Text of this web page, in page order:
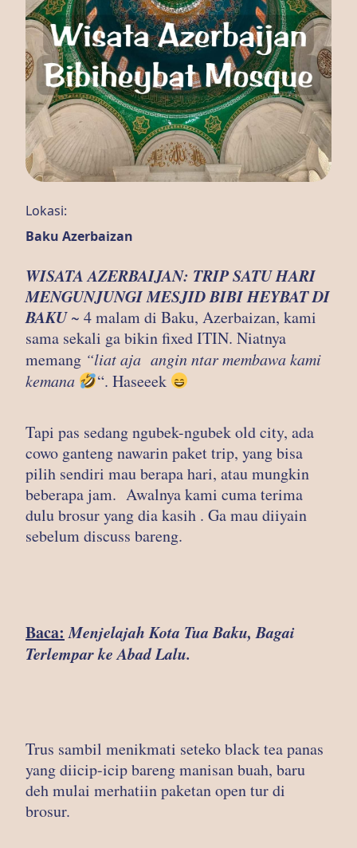
Lokasi:
Baku Azerbaizan
WISATA AZERBAIJAN: TRIP SATU HARI
MENGUNJUNGI MESJID BIBI HEYBAT DI
BAKU~ 4 malam di Baku, Azerbaizan, kami
sama sekali ga bikin fixed ITIN. Niatnya
memang “liat aja angin ntar membawa kami
kemana
“. Haseeek
Tapi pas sedang ngubek-ngubek old city, ada
cowo ganteng nawarin paket trip, yang bisa
pilih sendiri mau berapa hari, atau mungkin
beberapa jam. Awalnya kami cuma terima
dulu brosur yang dia kasih . Ga mau diiyain
sebelum discuss bareng.
Baca: Menjelajah Kota Tua Baku, Bagai
Terlempar ke Abad Lalu.
Trus sambil menikmati seteko black tea panas
yang diicip-icip bareng manisan buah, baru
deh mulai merhatiin paketan open tur di
brosur.